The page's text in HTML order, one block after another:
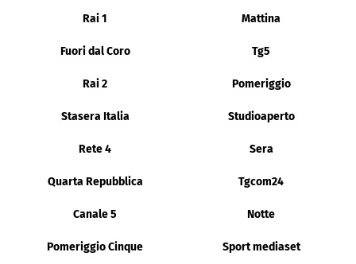
Rai 1 Mattina
Fuori dal Coro Tg5
Rai 2 Pomeriggio
Stasera Italia Studioaperto
Rete 4 Sera
Quarta Repubblica Tgcom24
Canale 5 Notte
Pomeriggio Cinque Sport mediaset